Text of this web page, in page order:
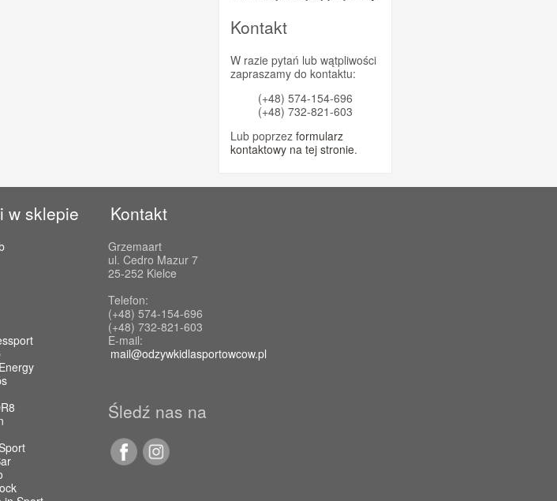
Kontakt
W razie pytań lub wątpliwości
zapraszamy do kontaktu:
(+48) 574-154-696
(+48) 732-821-603
Lub poprzez formularz
kontaktowy na tej stronie.
w sklepie Kontakt
Grzemaart
ul. Cedro Mazur 7
25-252 Kielce
Telefon:
(+48) 574-154-696
(+48) 732-821-603
E-mail:
mail@odzywkidlasportowcow.pl
Śledź nas na